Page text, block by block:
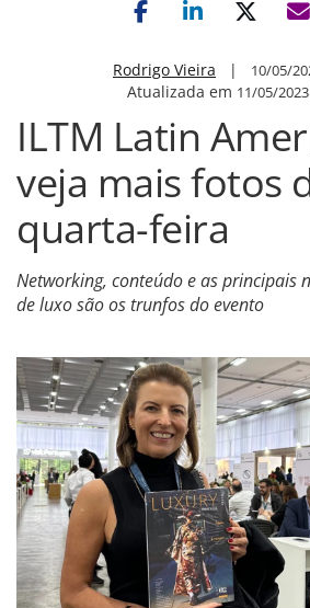
Rodrigo Vieira | 10/05/
Atualizada em 11/05/2023
ILTM Latin
veja mais fotos
quarta-feira
Networking, conteúdo e as principais
de luxo são os trunfos do evento